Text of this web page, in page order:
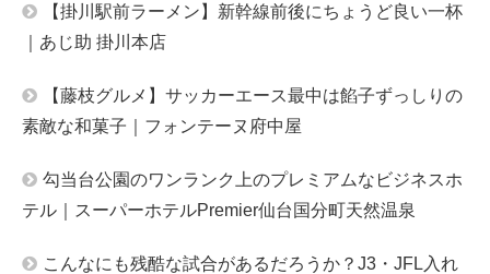
【掛川駅前ラーメン】新幹線前後にちょうど良い一杯
｜あじ助 掛川本店
【藤枝グルメ】サッカーエース最中は餡子ずっしりの
素敵な和菓子｜フォンテーヌ府中屋
勾当台公園のワンランク上のプレミアムなビジネスホ
テル｜スーパーホテルPremier仙台国分町天然温泉
こんなにも残酷な試合があるだろうか？J3・JFL入れ